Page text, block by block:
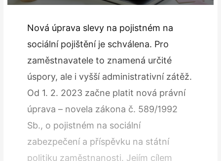
Nová úprava slevy na pojistném na
sociální pojištění je schválena. Pro
zaměstnavatele to znamená určité
úspory, ale i vyšší administrativní zátěž.
Od 1. 2. 2023 začne platit nová právní
úprava – novela zákona č. 589/1992
Sb., o pojistném na sociální
zabezpečení a příspěvku na státní
politiku zaměstnanosti. Jejím cílem